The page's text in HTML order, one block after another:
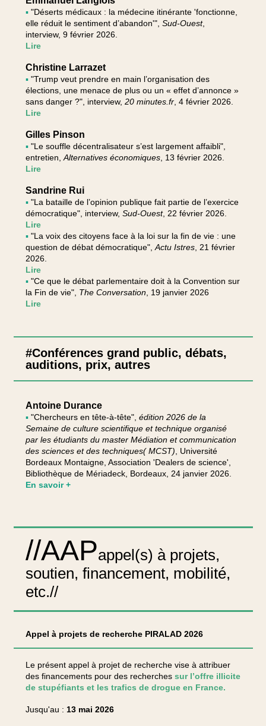
▪ "Déserts médicaux : la médecine itinérante 'fonctionne,
elle réduit le sentiment d’abandon'", Sud-Ouest,
interview, 9 février 2026.
Lire
Christine Larrazet
▪ "Trump veut prendre en main l’organisation des
élections, une menace de plus ou un « effet d’annonce »
sans danger ?", interview, 20 minutes.fr, 4 février 2026.
Lire
Gilles Pinson
▪ "Le souffle décentralisateur s’est largement affaibli",
entretien, Alternatives économiques, 13 février 2026.
Lire
Sandrine Rui
▪ "La bataille de l’opinion publique fait partie de l’exercice
démocratique", interview, Sud-Ouest, 22 février 2026.
Lire
▪ "La voix des citoyens face à la loi sur la fin de vie : une
question de débat démocratique", Actu Istres, 21 février
2026.
Lire
▪ "Ce que le débat parlementaire doit à la Convention sur
la Fin de vie", The Conversation, 19 janvier 2026
Lire
#Conférences grand public, débats,
auditions, prix, autres
Antoine Durance
▪ "Chercheurs en tête-à-tête", édition 2026 de la
Semaine de culture scientifique et technique organisé
par les étudiants du master Médiation et communication
des sciences et des techniques( MCST) , Université
Bordeaux Montaigne, Association 'Dealers de science',
Bibliothèque de Mériadeck, Bordeaux, 24 janvier 2026.
En savoir +
//AAPappel(s) à projets,
soutien, financement, mobilité,
etc.//
Appel à projets de recherche PIRALAD 2026
Le présent appel à projet de recherche vise à attribuer
des financements pour des recherches sur l’offre illicite
de stupéfiants et les trafics de drogue en France.
Jusqu'au : 13 mai 2026